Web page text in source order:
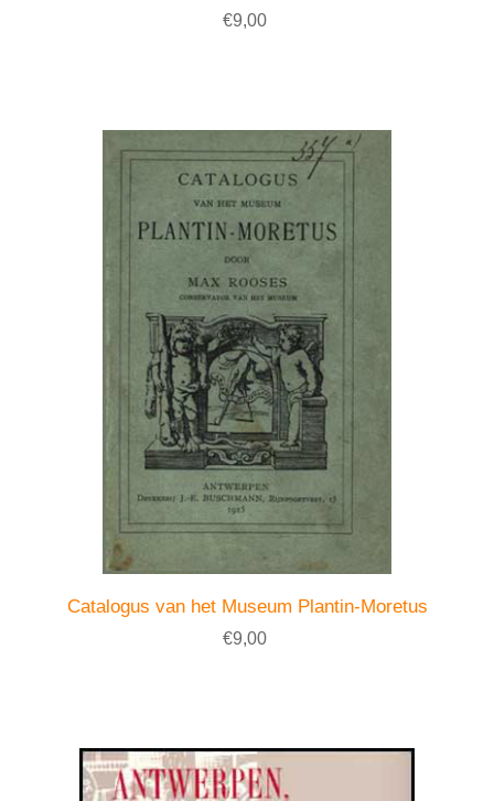
€9,00
Catalogus van het Museum Plantin-Moretus
€9,00